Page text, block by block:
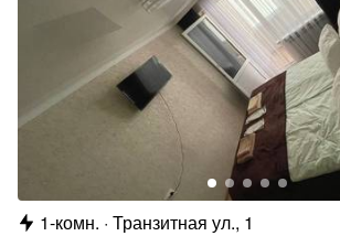
1-комн. Транзитная ул., 1